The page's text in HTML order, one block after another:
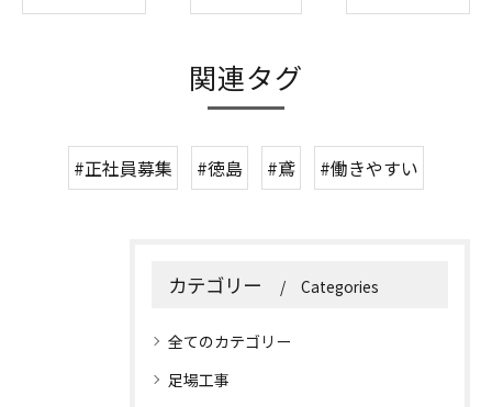
関連タグ
#正社員募集 #徳島 #鳶 #働きやすい
カテゴリー Categories
全てのカテゴリー
足場工事